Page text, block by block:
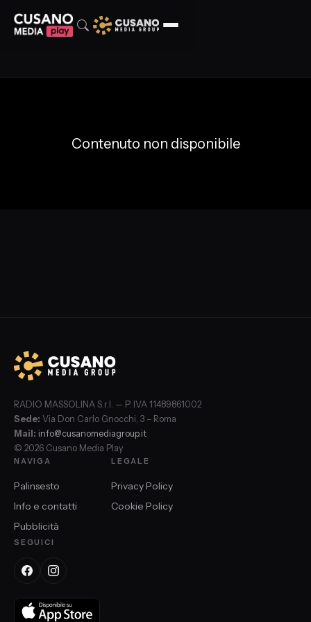
Contenuto non disponibile
RADIO MASSOLINA S.r.l. — P. IVA 11489861002
Sede: Via Don Carlo Gnocchi, 3 – Roma
Mail: info@cusanomediagroup.it
© 2026 Cusano Media Play
NAVIGA
Palinsesto
Info e contatti
Pubblicità
LEGALE
Privacy Policy
Cookie Policy
SEGUICI